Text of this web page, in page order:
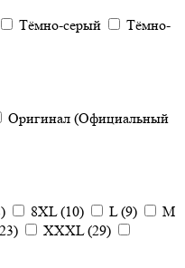
Тёмно-серый
Тёмно-
Оригинал (Официальный
) 8XL(10) L(9)
M
23) XXXL(29)